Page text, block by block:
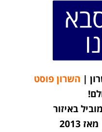
| השרון פוסט
באיזור
2013